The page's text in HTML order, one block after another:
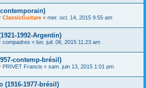
ClassicGuitare « mer. oct. 14, 2015 9:55 am
1992-Argentin)
compadres « lun. juil. 06, 2015 11:23 am
contemp-brésil)
PRIVET Francis « sam. juin 13, 2015 1:01 pm
(1916-1977-brésil)